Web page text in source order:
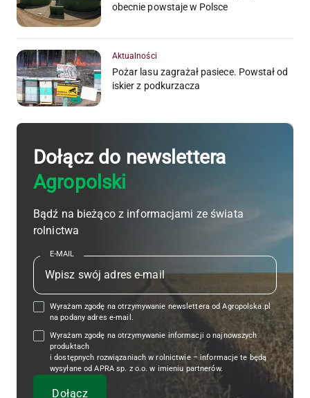
obecnie powstaje w Polsce
Aktualności
Pożar lasu zagrażał pasiece. Powstał od
iskier z podkurzacza
Dołącz do newslettera
Agropolski
Bądź na bieżąco z informacjami ze świata
rolnictwa
E-MAIL
Wyrażam zgodę na otrzymywanie newslettera od Agropolska.pl
na podany adres e-mail.
Wyrażam zgodę na otrzymywanie informacji o najnowszych
produktach
i dostępnych rozwiązaniach w rolnictwie – informacje te będą
wysyłane od APRA sp. z o.o. w imieniu partnerów.